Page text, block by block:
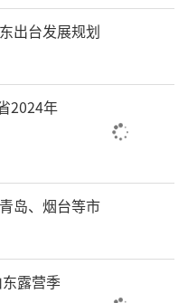
出台发展规划
2024年
岛、烟台等市
露营季